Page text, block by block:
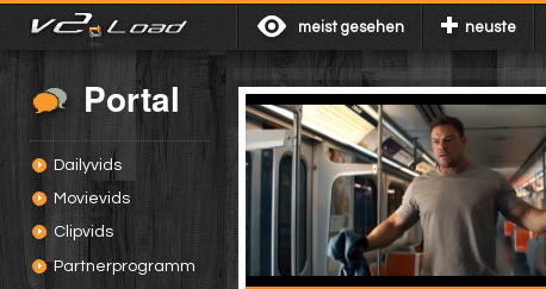
meist gesehen neuste
Portal
Dailyvids
Movievids
Clipvids
Partnerprogramm